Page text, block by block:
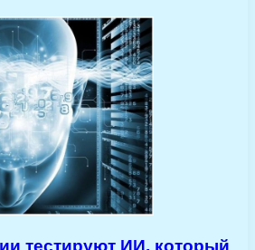
тестируют ИИ, который